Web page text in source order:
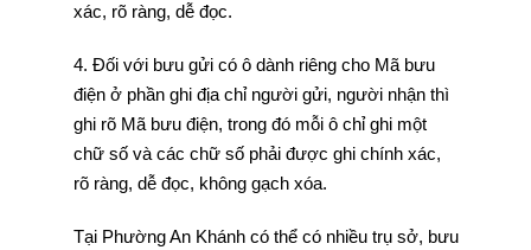
xác, rõ ràng, dễ đọc.
4. Đối với bưu gửi có ô dành riêng cho Mã bưu
điện ở phần ghi địa chỉ người gửi, người nhận thì
ghi rõ Mã bưu điện, trong đó mỗi ô chỉ ghi một
chữ số và các chữ số phải được ghi chính xác,
rõ ràng, dễ đọc, không gạch xóa.
Tại Phường An Khánh có thể có nhiều trụ sở, bưu